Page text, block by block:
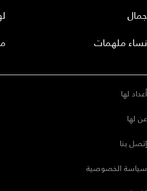
جمال
نساء ملهمات
أعداد لها
عن لها
إتصل بنا
سياسة الخصوصية